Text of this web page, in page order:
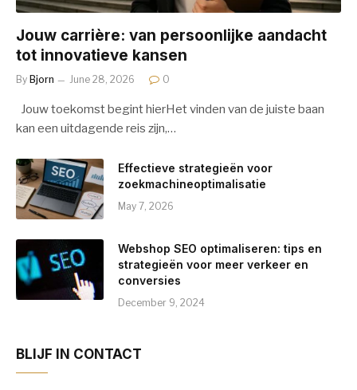
Jouw carrière: van persoonlijke aandacht
tot innovatieve kansen
By Bjorn June 28, 2026 0
Jouw toekomst begint hierHet vinden van de juiste baan
kan een uitdagende reis zijn,…
Effectieve strategieën voor
zoekmachineoptimalisatie
May 7, 2026
Webshop SEO optimaliseren: tips en
strategieën voor meer verkeer en
conversies
December 9, 2024
BLIJF IN CONTACT